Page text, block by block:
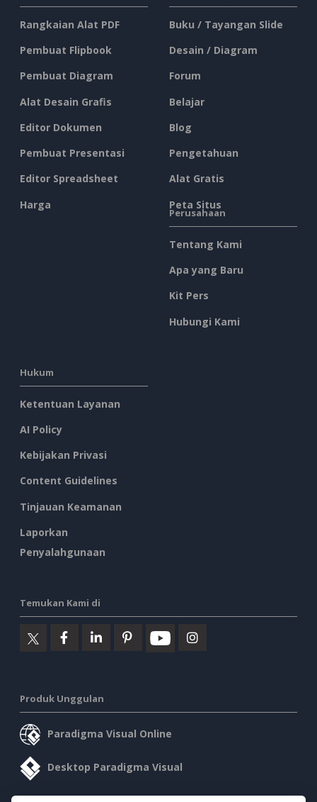
Rangkaian Alat PDF
Pembuat Flipbook
Pembuat Diagram
Alat Desain Grafis
Editor Dokumen
Pembuat Presentasi
Editor Spreadsheet
Harga
Buku / Tayangan Slide
Desain / Diagram
Forum
Belajar
Blog
Pengetahuan
Alat Gratis
Peta Situs
Perusahaan
Tentang Kami
Apa yang Baru
Kit Pers
Hubungi Kami
Hukum
Ketentuan Layanan
AI Policy
Kebijakan Privasi
Content Guidelines
Tinjauan Keamanan
Laporkan
Penyalahgunaan
Temukan Kami di
Produk Unggulan
Paradigma Visual Online
Desktop Paradigma Visual